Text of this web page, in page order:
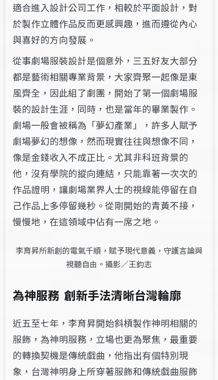
適合進入設計公司工作，相較於平面設計，對
於製作立體作品反而更感興趣，進而遵從內心
與喜好的方向發展。
從事劇場服裝設計是個意外，三五好友大部分
都是藝術相關專業背景，大家齊聚一起像是東
風齊全，因此組了劇團，開始了第一個劇場服
裝的設計生涯，同時，也是當年的畢業製作。
劇場一般會被稱為「夢幻產業」，許多人賦予
劇場夢幻的想像，然而現實往往與想像不同，
像是金錢收入不成正比。尤其非科班背景的
他，沒有學院的縱向連結，只能靠著一次次的
作品證明，讓劇場業界人士的視線能停留在自
己作品上多停留幾秒。從剛開始的青黃不接，
慢慢地，在這領域中佔有一席之地。
李育昇所新創的電氣千順，賦予現代意義，守護言論與
視聽自由。攝影／王鈞志
為神服務 創新手法清晰台灣輪廓
近五至七年，李育昇開始斜槓製作神明相關的
服飾，為神明服務，立場也更為聚焦，最重要
的轉換契機是傳統戲曲，他指出有個特別現
象，台灣神明身上所穿著服飾和傳統戲曲服飾